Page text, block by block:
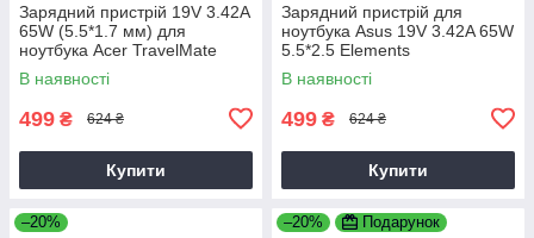
Зарядний пристрій 19V 3.42A
65W (5.5*1.7 мм) для
ноутбука Acer TravelMate
P2510-G2-M
В наявності
499 ₴ 624 ₴
Купити
Зарядний пристрій для
ноутбука Asus 19V 3.42A 65W
5.5*2.5 Elements
В наявності
499 ₴ 624 ₴
Купити
–20% –20% Подарунок